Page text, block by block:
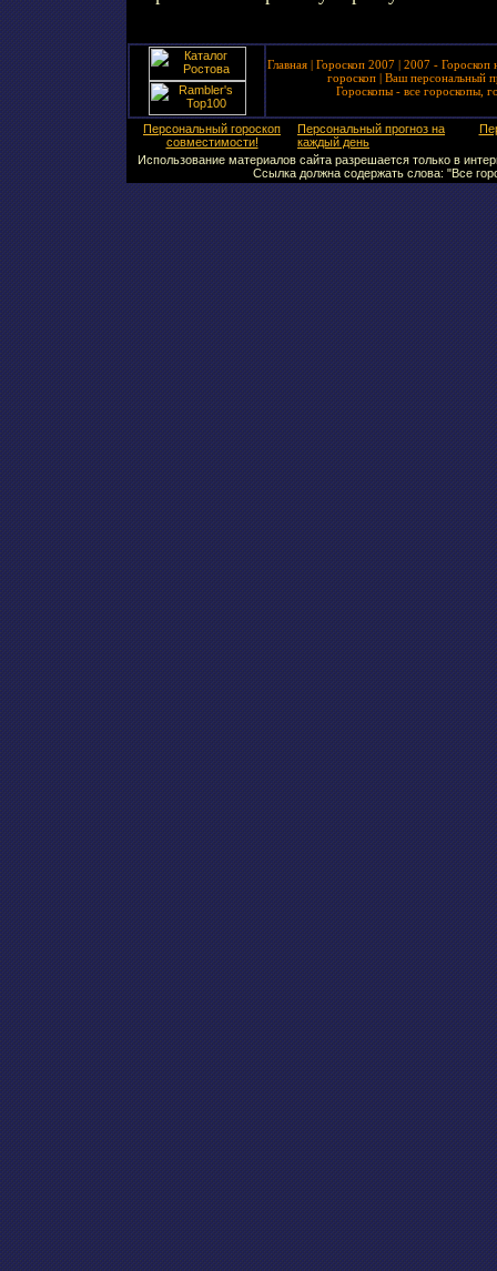
Главная | Гороскоп 2007 | 2007 - Гороскоп
гороскоп| Ваш персональный
Гороскопы - все гороскопы,
Персональный гороскоп
совместимости!
Персональный прогноз на
каждый день
Использование материалов сайта разрешается только в
Ссылка должна содержать слова: "Все